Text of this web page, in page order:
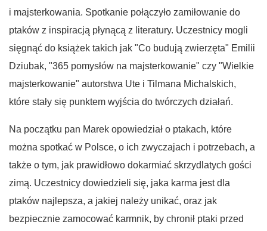
i majsterkowania. Spotkanie połączyło zamiłowanie do
ptaków z inspiracją płynącą z literatury. Uczestnicy mogli
sięgnąć do książek takich jak "Co budują zwierzęta" Emilii
Dziubak, "365 pomysłów na majsterkowanie" czy "Wielkie
majsterkowanie" autorstwa Ute i Tilmana Michalskich,
które stały się punktem wyjścia do twórczych działań.
Na początku pan Marek opowiedział o ptakach, które
można spotkać w Polsce, o ich zwyczajach i potrzebach, a
także o tym, jak prawidłowo dokarmiać skrzydlatych gości
zimą. Uczestnicy dowiedzieli się, jaka karma jest dla
ptaków najlepsza, a jakiej należy unikać, oraz jak
bezpiecznie zamocować karmnik, by chronił ptaki przed